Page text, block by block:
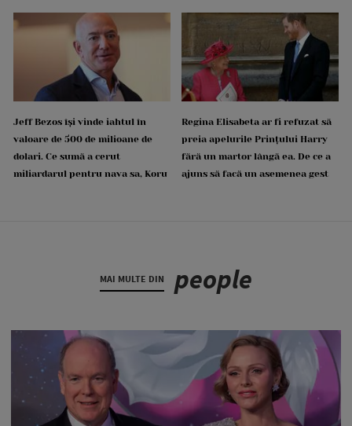
Jeff Bezos își vinde iahtul în
valoare de 500 de milioane de
dolari. Ce sumă a cerut
miliardarul pentru nava sa, Koru
Regina Elisabeta ar fi refuzat să
preia apelurile Prințului Harry
fără un martor lângă ea. De ce a
ajuns să facă un asemenea gest
MAI MULTE DIN people